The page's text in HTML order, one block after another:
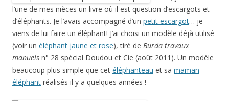
l’une de mes nièces un livre où il est question d’escargots et
d’éléphants. Je l’avais accompagné d’un petit escargot… je
viens de lui faire un éléphant! J’ai choisi un modèle déjà utilisé
(voir un éléphant jaune et rose), tiré de Burda travaux
manuels n° 28 spécial Doudou et Cie (août 2011). Un modèle
beaucoup plus simple que cet éléphanteau et sa maman
éléphant réalisés il y a quelques années !